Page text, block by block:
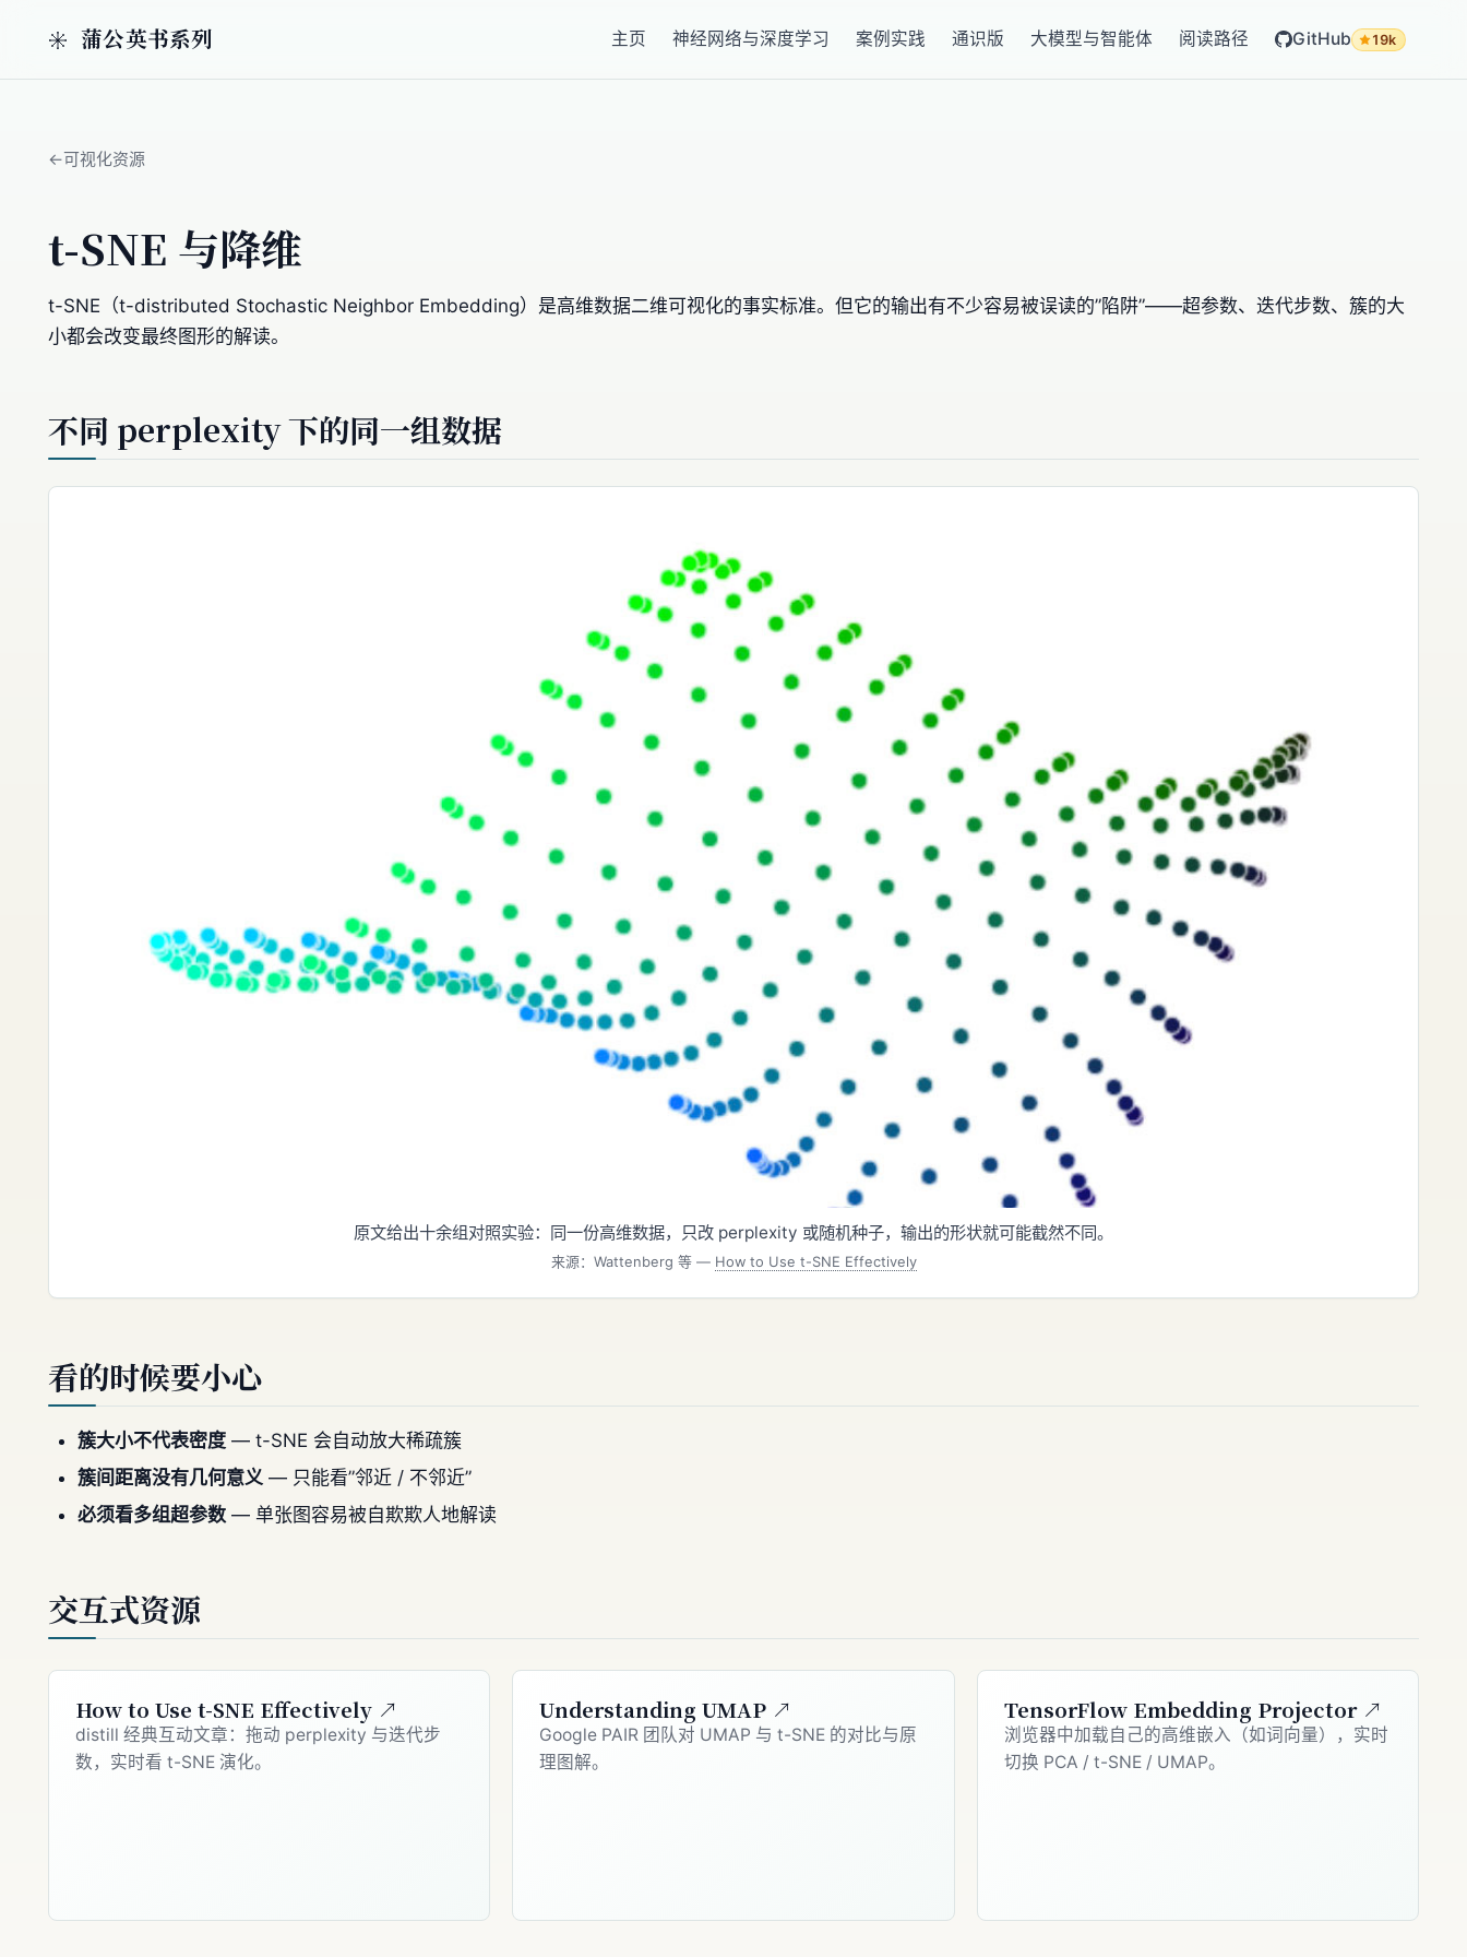
蒲公英书系列 主页 神经网络与深度学习 案例实践 通识版 大模型与智能体 阅读路径 GitHub 19k
可视化资源
t-SNE 与降维
t-SNE（t-distributed Stochastic Neighbor Embedding）是高维数据二维可视化的事实标准。但它的输出有不少容易被误读的”陷阱”——超参数、迭代步数、簇的大
小都会改变最终图形的解读。
不同 perplexity 下的同一组数据
原文给出十余组对照实验：同一份高维数据，只改 perplexity 或随机种子，输出的形状就可能截然不同。
来源：Wattenberg 等 — How to Use t-SNE Effectively
看的时候要小心
簇大小不代表密度 — t-SNE 会自动放大稀疏簇
簇间距离没有几何意义 — 只能看”邻近 / 不邻近”
必须看多组超参数 — 单张图容易被自欺欺人地解读
交互式资源
How to Use t-SNE Effectively ↗
distill 经典互动文章：拖动 perplexity 与迭代步
数，实时看 t-SNE 演化。
Understanding UMAP ↗
Google PAIR 团队对 UMAP 与 t-SNE 的对比与原
理图解。
TensorFlow Embedding Projector ↗
浏览器中加载自己的高维嵌入（如词向量），实时
切换 PCA / t-SNE / UMAP。